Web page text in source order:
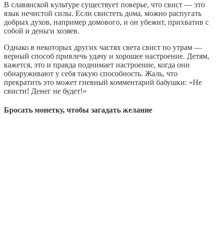
В славянской культуре существует поверье, что свист — это
язык нечистой силы. Если свистеть дома, можно распугать
добрых духов, например домового, и он убежит, прихватив с
собой и деньги хозяев.
Однако в некоторых других частях света свист по утрам —
верный способ привлечь удачу и хорошее настроение. Детям,
кажется, это и правда поднимает настроение, когда они
обнаруживают у себя такую способность. Жаль, что
прекратить это может гневный комментарий бабушки: «Не
свисти! Денег не будет!»
Бросать монетку, чтобы загадать желание